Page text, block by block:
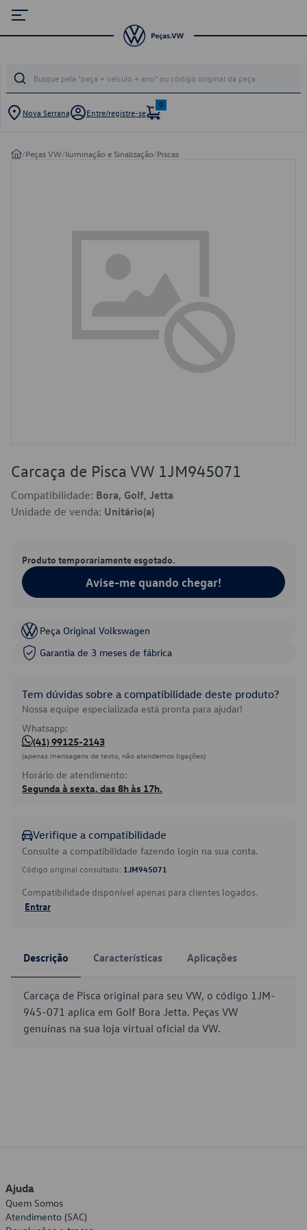
Nova Serrana Entre/registre-se
0
/Peças VW/Iluminação e Sinalização/Piscas
Carcaça de Pisca VW 1JM945071
Compatibilidade: Bora, Golf, Jetta
Unidade de venda: Unitário(a)
Produto temporariamente esgotado.
Avise-me quando chegar!
Peça Original Volkswagen
Garantia de 3 meses de fábrica
Tem dúvidas sobre a compatibilidade deste produto?
Nossa equipe especializada está pronta para ajudar!
Whatsapp:
(41) 99125-2143
(apenas mensagens de texto, não atendemos ligações)
Horário de atendimento:
Segunda à sexta, das 8h às 17h.
Verifique a compatibilidade
Consulte a compatibilidade fazendo login na sua conta.
Código original consultado: 1JM945071
Compatibilidade disponível apenas para clientes logados.
Entrar
Descrição Características Aplicações
Carcaça de Pisca original para seu VW, o código 1JM-
945-071 aplica em Golf Bora Jetta. Peças VW
genuínas na sua loja virtual oficial da VW.
Ajuda
Quem Somos
Atendimento (SAC)